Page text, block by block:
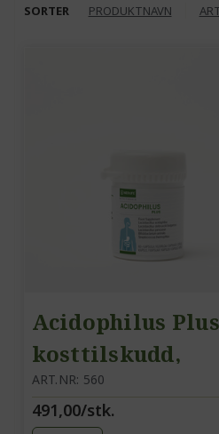
SORTER PRODUKTNAVN
Acidophilus
kosttilskudd,
ART.NR: 560
491,00/stk.